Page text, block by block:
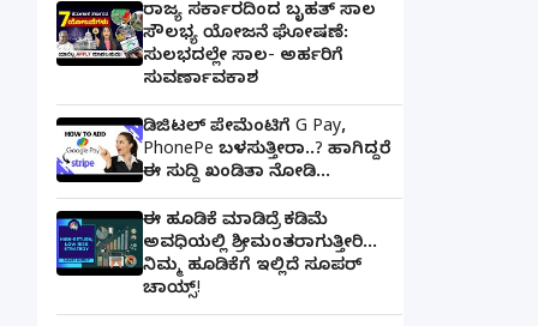
ರಾಜ್ಯ ಸರ್ಕಾರದಿಂದ ಬೃಹತ್ ಸಾಲ
ಸೌಲಭ್ಯ ಯೋಜನೆ ಘೋಷಣೆ:
ಸುಲಭದಲ್ಲೇ ಸಾಲ- ಅರ್ಹರಿಗೆ
ಸುವರ್ಣಾವಕಾಶ
ಡಿಜಿಟಲ್ ಪೇಮೆಂಟಿಗೆ G Pay,
PhonePe ಬಳಸುತ್ತೀರಾ..? ಹಾಗಿದ್ದರೆ
ಈ ಸುದ್ದಿ ಖಂಡಿತಾ ನೋಡಿ...
ಈ ಹೂಡಿಕೆ ಮಾಡಿದ್ರೆ ಕಡಿಮೆ
ಅವಧಿಯಲ್ಲಿ ಶ್ರೀಮಂತರಾಗುತ್ತೀರಿ...
ನಿಮ್ಮ ಹೂಡಿಕೆಗೆ ಇಲ್ಲಿದೆ ಸೂಪರ್
ಚಾಯ್ಸ್‌!